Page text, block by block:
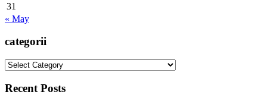
31
« May
categorii
categorii
Recent Posts